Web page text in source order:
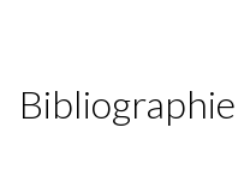
Bibliographie